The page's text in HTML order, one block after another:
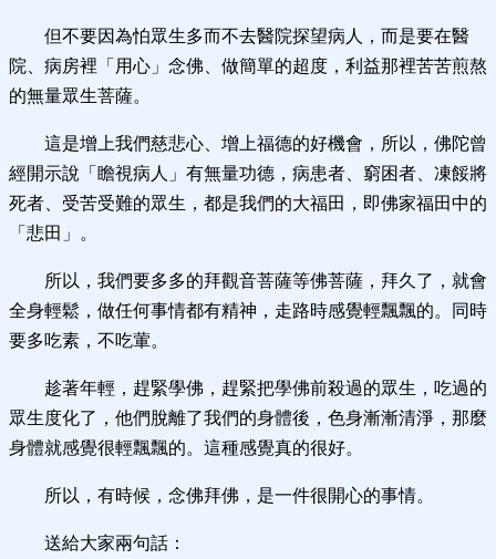
但不要因為怕眾生多而不去醫院探望病人，而是要在醫
院、病房裡「用心」念佛、做簡單的超度，利益那裡苦苦煎熬
的無量眾生菩薩。
這是增上我們慈悲心、增上福德的好機會，所以，佛陀曾
經開示說「瞻視病人」有無量功德，病患者、窮困者、凍餒將
死者、受苦受難的眾生，都是我們的大福田，即佛家福田中的
「悲田」。
所以，我們要多多的拜觀音菩薩等佛菩薩，拜久了，就會
全身輕鬆，做任何事情都有精神，走路時感覺輕飄飄的。同時
要多吃素，不吃葷。
趁著年輕，趕緊學佛，趕緊把學佛前殺過的眾生，吃過的
眾生度化了，他們脫離了我們的身體後，色身漸漸清淨，那麼
身體就感覺很輕飄飄的。這種感覺真的很好。
所以，有時候，念佛拜佛，是一件很開心的事情。
送給大家兩句話：